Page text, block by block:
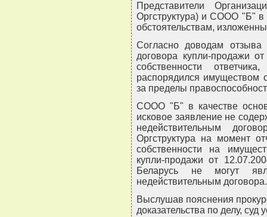
Представители
Оргструктура) и СООО "Б" в
обстоятельствам,
Согласно доводам
договора купли-продажи
собственности
распорядился имуществом
за пределы
СООО "Б" в качестве
исковое заявление не
недействительным
Оргструктура на момент
собственности на
купли-продажи от
Беларусь не могут
недействительным договора.
Выслушав пояснения
доказательства по делу,